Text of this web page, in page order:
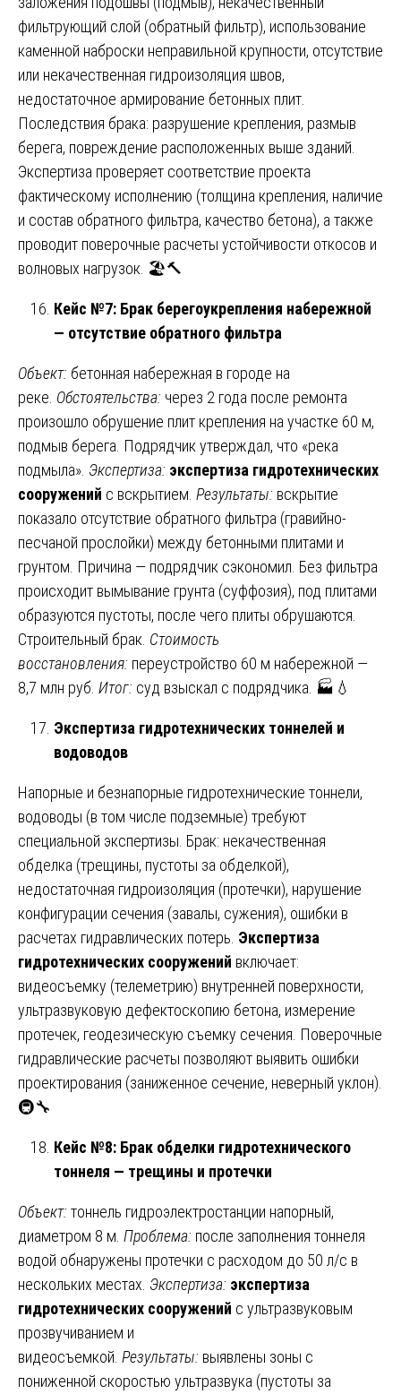
фильтрующий слой (обратный фильтр), использование
каменной наброски неправильной крупности, отсутствие
или некачественная гидроизоляция швов,
недостаточное армирование бетонных плит.
Последствия брака: разрушение крепления, размыв
берега, повреждение расположенных выше зданий.
Экспертиза проверяет соответствие проекта
фактическому исполнению (толщина крепления, наличие
и состав обратного фильтра, качество бетона), а также
проводит поверочные расчеты устойчивости откосов и
волновых нагрузок. 🏖️🔨
Кейс №7: Брак берегоукрепления набережной
— отсутствие обратного фильтра
Объект: бетонная набережная в городе на
реке. Обстоятельства: через 2 года после ремонта
произошло обрушение плит крепления на участке 60 м,
подмыв берега. Подрядчик утверждал, что «река
подмыла». Экспертиза: экспертиза гидротехнических
сооружений с вскрытием. Результаты: вскрытие
показало отсутствие обратного фильтра (гравийно-
песчаной прослойки) между бетонными плитами и
грунтом. Причина — подрядчик сэкономил. Без фильтра
происходит вымывание грунта (суффозия), под плитами
образуются пустоты, после чего плиты обрушаются.
Строительный брак. Стоимость
восстановления: переустройство 60 м набережной —
8,7 млн руб. Итог: суд взыскал с подрядчика. 🏭💧
Экспертиза гидротехнических тоннелей и
водоводов
Напорные и безнапорные гидротехнические тоннели,
водоводы (в том числе подземные) требуют
специальной экспертизы. Брак: некачественная
обделка (трещины, пустоты за обделкой),
недостаточная гидроизоляция (протечки), нарушение
конфигурации сечения (завалы, сужения), ошибки в
расчетах гидравлических потерь. Экспертиза
гидротехнических сооружений включает:
видеосъемку (телеметрию) внутренней поверхности,
ультразвуковую дефектоскопию бетона, измерение
протечек, геодезическую съемку сечения. Поверочные
гидравлические расчеты позволяют выявить ошибки
проектирования (заниженное сечение, неверный уклон).
🚇🔧
Кейс №8: Брак обделки гидротехнического
тоннеля — трещины и протечки
Объект: тоннель гидроэлектростанции напорный,
диаметром 8 м. Проблема: после заполнения тоннеля
водой обнаружены протечки с расходом до 50 л/с в
нескольких местах. Экспертиза: экспертиза
гидротехнических сооружений с ультразвуковым
прозвучиванием и
видеосъемкой. Результаты: выявлены зоны с
пониженной скоростью ультразвука (пустоты за